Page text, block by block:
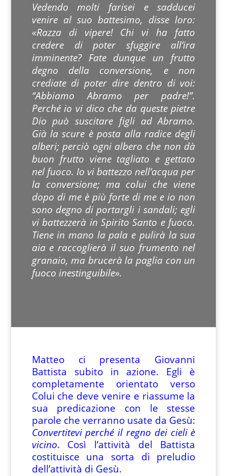
Vedendo molti farisei e sadducei
venire al suo battesimo, disse loro:
«Razza di vipere! Chi vi ha fatto
credere di poter sfuggire all’ira
imminente? Fate dunque un frutto
degno della conversione, e non
crediate di poter dire dentro di voi:
“Abbiamo Abramo per padre!”.
Perché io vi dico che da queste pietre
Dio può suscitare figli ad Abramo.
Già la scure è posta alla radice degli
alberi; perciò ogni albero che non dà
buon frutto viene tagliato e gettato
nel fuoco. Io vi battezzo nell’acqua per
la conversione; ma colui che viene
dopo di me è più forte di me e io non
sono degno di portargli i sandali; egli
vi battezzerà in Spirito Santo e fuoco.
Tiene in mano la pala e pulirà la sua
aia e raccoglierà il suo frumento nel
granaio, ma brucerà la paglia con un
fuoco inestinguibile».
Matteo ci presenta Giovanni
Battista subito in azione. Egli è
completamente orientato verso
Colui che deve venire e riassume la
sua predicazione con le stesse
parole che verranno usate da Gesù:
Convertitevi perché il regno dei cieli è
vicino. Così l’attività del Battista
costituisce una sorta di preludio
dell’attività di Gesù.